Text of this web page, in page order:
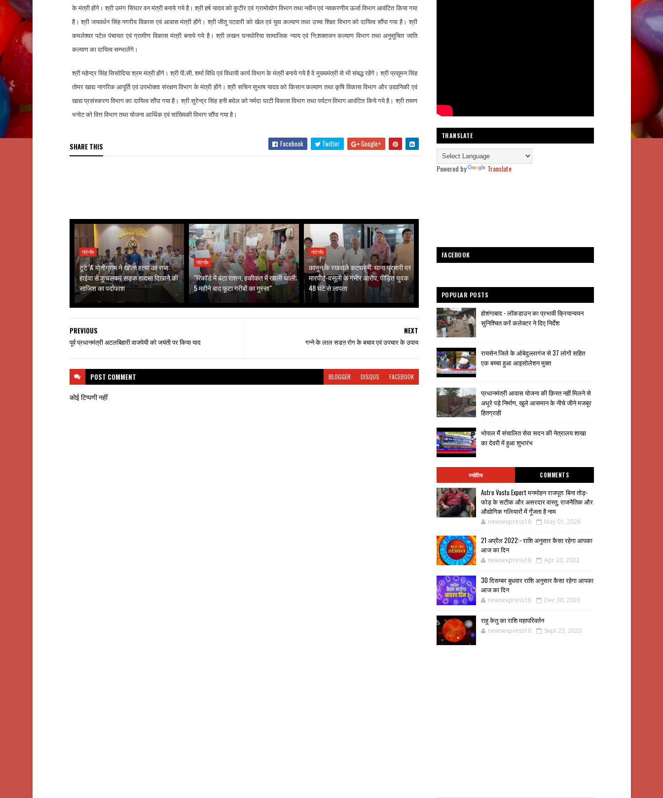
के मंत्री होंगे। श्री उमंग सिंघार वन मंत्री बनाये गये है। श्री हर्ष यादव को कुटीर एवं ग्रामोद्योग विभाग तथा नवीन एवं नवकरणीय ऊर्जा विभाग आवंटित किया गया
है। श्री जयवर्धन सिंह नगरीय विकास एवं आवास मंत्री होंगे। श्री जीतू पटवारी को खेल एवं युवा कल्याण तथा उच्च शिक्षा विभाग को दायित्व सौंपा गया है। श्री
कमलेश्वर पटेल पंचायत एवं ग्रामीण विकास मंत्री बनाये गये है। श्री लखन घनघोरिया सामाजिक न्याय एवं नि:शक्तजन कल्याण विभाग तथा अनुसूचित जाति
कल्याण का दायित्व सम्भालेंगे।
श्री महेन्द्र सिंह सिसोदिया श्रम मंत्री होंगे। श्री पी.सी. शर्मा विधि एवं विधायी कार्य विभाग के मंत्री बनाये गये है वे मुख्यमंत्री से भी संबद्ध रहेंगे। श्री प्रद्यूमन सिंह
तोमर खाद्य नागरिक आपूर्ति एवं उपभोक्ता संरक्षण विभाग के मंत्री होंगे। श्री सचिन सुभाष यादव को किसान कल्याण तथा कृषि विकास विभाग और उद्यानिकी एवं
खाद्य प्रसंस्करण विभाग का दायित्व सौंपा गया है। श्री सुरेन्द्र सिंह हनी बघेल को नर्मदा घाटी विकास विभाग तथा पर्यटन विभाग आवंटित किये गये है। श्री तरूण
भनोट को वित्त विभाग तथा योजना आर्थिक एवं सांख्यिकी विभाग सौंपा गया है।
SHARE THIS Facebook Twitter Google+
गोटेगाँव
टूटे 'A' मोनोग्राम ने खोला हत्या का राज:
हाईवा से कुचलकर सड़क हादसा दिखाने की
साजिश का पर्दाफाश
गोटेगाँव
"रिकॉर्ड में बंटा राशन, हकीकत में खाली थाली;
5 महीने बाद फूटा गरीबों का गुस्सा"
गोटेगाँव
कानून के रखवाले कटघरे में: थाना प्रभारी पर
मारपीट-वसूली के गंभीर आरोप, पीड़ित युवक
48 घंटे से लापता
NEXT
गन्ने के लाल सडऩ रोग के बचाव एवं उपचार के उपाय
PREVIOUS
पूर्व प्रधानमंत्री अटलबिहारी वाजपेयी को जयंती पर किया याद
POST COMMENT BLOGGER DISQUS FACEBOOK
कोई टिप्पणी नहीं
TRANSLATE
Powered by Translate
FACEBOOK
POPULAR POSTS
होशंगाबाद - लॉकडाउन का प्रभावी क्रियान्वयन
सुनिश्चित करें कलेक्टर ने दिए निर्देश
रायसेन जिले के ओबेदुल्लागंज से 37 लोगों सहित
एक बच्चा हुआ आइसोलेशन मुक्त
प्रधानमंत्री आवास योजना की क़िस्त नहीं मिलने से
अधूरे पड़े निर्माण, खुले आसमान के नीचे जीने मजबूर
हितग्राही
भोपाल मैं संचालित सेवा सदन की नेत्रालय शाखा
का देवरी में हुआ शुभारंभ
ज्योतिष COMMENTS
Astro Vastu Expert मनमोहन राजपूत: बिना तोड़-
फोड़ के सटीक और असरदार वास्तु, राजनैतिक और
औद्योगिक गलियारों में गूँजता है नाम
newsexpress18 May 01, 2026
21 अप्रैल 2022:- राशि अनुसार कैसा रहेगा आपका
आज का दिन
newsexpress18 Apr 20, 2022
30 दिसम्बर बुधवार राशि अनुसार कैसा रहेगा आपका
आज का दिन
newsexpress18 Dec 30, 2020
राहु केतु का राशि महापरिवर्तन
newsexpress18 Sept 23, 2020